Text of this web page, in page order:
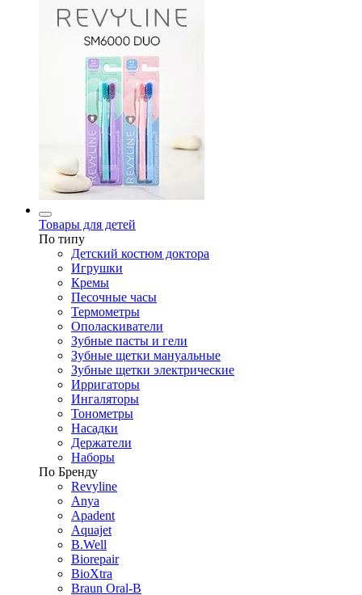
Товары для детей
По типу
Детский костюм доктора
Игрушки
Кремы
Песочные часы
Термометры
Ополаскиватели
Зубные пасты и гели
Зубные щетки мануальные
Зубные щетки электрические
Ирригаторы
Ингаляторы
Тонометры
Насадки
Держатели
Наборы
По Бренду
Revyline
Anya
Apadent
Aquajet
B.Well
Biorepair
BioXtra
Braun Oral-B